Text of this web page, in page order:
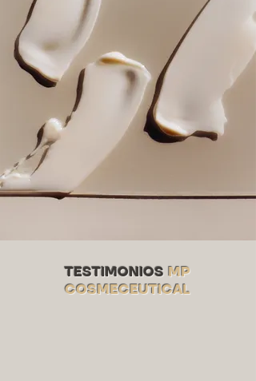
TESTIMONIOS MP
COSMECEUTICAL